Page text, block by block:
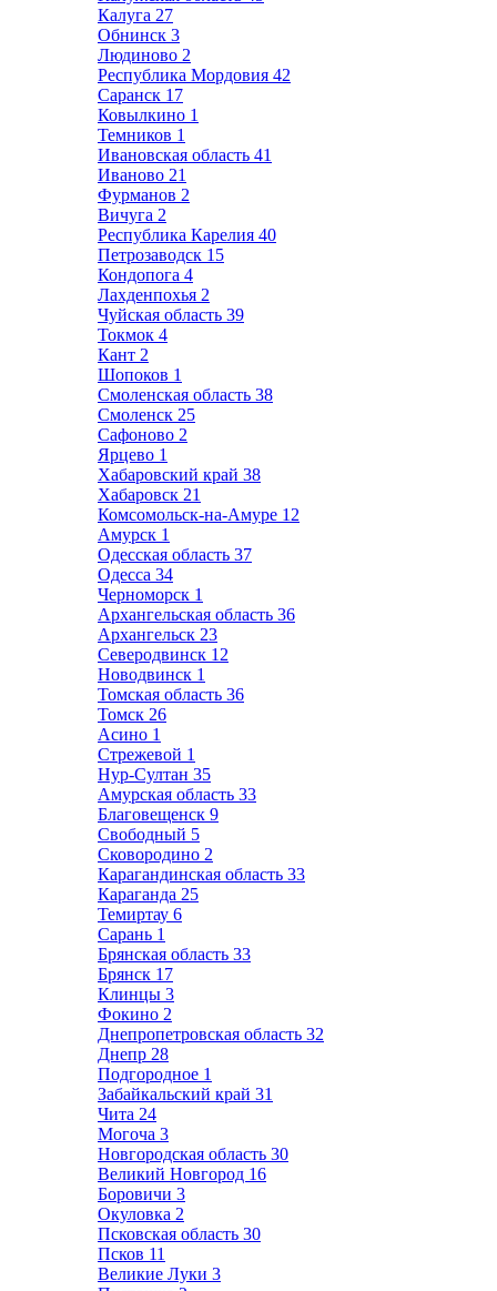
Калуга 27
Обнинск 3
Людиново 2
Республика Мордовия 42
Саранск 17
Ковылкино 1
Темников 1
Ивановская область 41
Иваново 21
Фурманов 2
Вичуга 2
Республика Карелия 40
Петрозаводск 15
Кондопога 4
Лахденпохья 2
Чуйская область 39
Токмок 4
Кант 2
Шопоков 1
Смоленская область 38
Смоленск 25
Сафоново 2
Ярцево 1
Хабаровский край 38
Хабаровск 21
Комсомольск-на-Амуре 12
Амурск 1
Одесская область 37
Одесса 34
Черноморск 1
Архангельская область 36
Архангельск 23
Северодвинск 12
Новодвинск 1
Томская область 36
Томск 26
Асино 1
Стрежевой 1
Нур-Султан 35
Амурская область 33
Благовещенск 9
Свободный 5
Сковородино 2
Карагандинская область 33
Караганда 25
Темиртау 6
Сарань 1
Брянская область 33
Брянск 17
Клинцы 3
Фокино 2
Днепропетровская область 32
Днепр 28
Подгородное 1
Забайкальский край 31
Чита 24
Могоча 3
Новгородская область 30
Великий Новгород 16
Боровичи 3
Окуловка 2
Псковская область 30
Псков 11
Великие Луки 3